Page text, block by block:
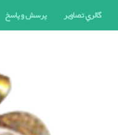
گالري تصاوير پرسش و پاسخ